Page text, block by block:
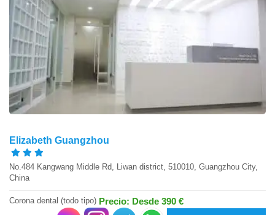
Elizabeth Guangzhou
No.484 Kangwang Middle Rd, Liwan district, 510010, Guangzhou City,
China
Corona dental (todo tipo) Precio: Desde 390 €